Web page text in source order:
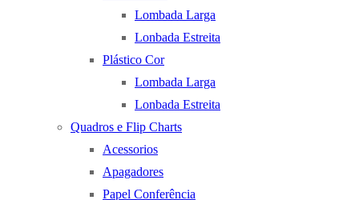
Lombada Larga
Lonbada Estreita
Plástico Cor
Lombada Larga
Lonbada Estreita
Quadros e Flip Charts
Acessorios
Apagadores
Papel Conferência